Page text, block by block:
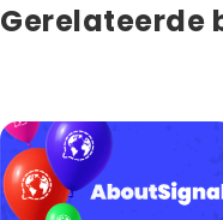
Gerelateerde